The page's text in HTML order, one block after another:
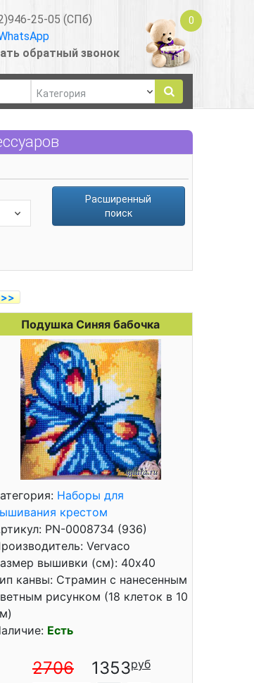
25-05 (СПб)
обратный звонок
0
Расширенный
поиск
>>
Подушка Синяя бабочка
Наборы для
крестом
PN-0008734 (936)
Vervaco
вышивки (см): 40x40
канвы: Страмин с нанесенным
рисунком (18 клеток в 10
Есть
2706 1353